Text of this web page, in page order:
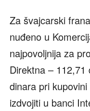
Za švajcarski
nuđeno u
najpovoljnija za
Direktna –
dinara pri
izdvojiti u banci